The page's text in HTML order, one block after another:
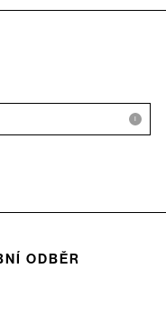
i
ODBĚR